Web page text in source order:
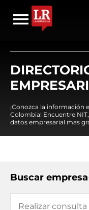
¡Conozca la información
Colombia! Encuentre
datos empresarial mas
Buscar empresa